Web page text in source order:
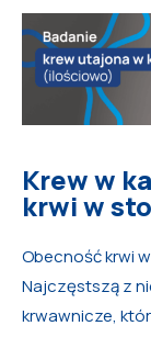
Krew w
krwi w
Obecność krwi
Najczęstszą z
krwawnicze,